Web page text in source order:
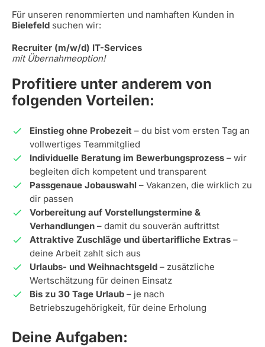
Für unseren renommierten und namhaften Kunden in
Bielefeld suchen wir:
Recruiter (m/w/d) IT-Services
mit Übernahmeoption!
Profitiere unter anderem von
folgenden Vorteilen:
Einstieg ohne Probezeit – du bist vom ersten Tag an
vollwertiges Teammitglied
Individuelle Beratung im Bewerbungsprozess – wir
begleiten dich kompetent und transparent
Passgenaue Jobauswahl – Vakanzen, die wirklich zu
dir passen
Vorbereitung auf Vorstellungstermine &
Verhandlungen – damit du souverän auftrittst
Attraktive Zuschläge und übertarifliche Extras –
deine Arbeit zahlt sich aus
Urlaubs- und Weihnachtsgeld – zusätzliche
Wertschätzung für deinen Einsatz
Bis zu 30 Tage Urlaub – je nach
Betriebszugehörigkeit, für deine Erholung
Deine Aufgaben: